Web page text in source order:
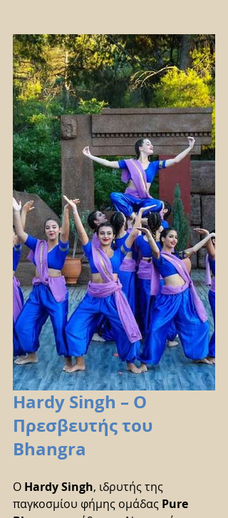
Hardy Singh – Ο
Πρεσβευτής του
Bhangra
Ο Hardy Singh, ιδρυτής της
παγκοσμίου φήμης ομάδας Pure